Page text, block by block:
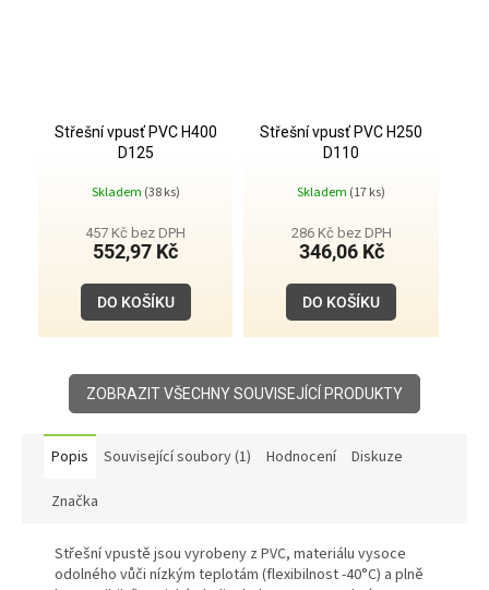
Střešní vpusť PVC H400
D125
Skladem (38 ks)
457 Kč bez DPH
552,97 Kč
DO KOŠÍKU
Střešní vpusť PVC H250
D110
Skladem (17 ks)
286 Kč bez DPH
346,06 Kč
DO KOŠÍKU
ZOBRAZIT VŠECHNY SOUVISEJÍCÍ PRODUKTY
Popis Související soubory (1) Hodnocení Diskuze
Značka
Střešní vpustě jsou vyrobeny z PVC, materiálu vysoce
odolného vůči nízkým teplotám (flexibilnost -40°C) a plně